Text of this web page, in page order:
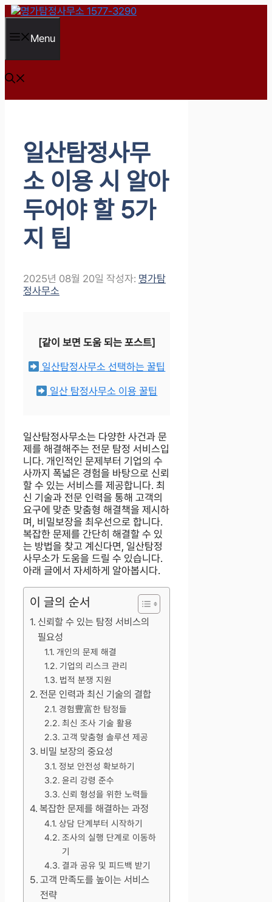
컨
츠
건
너
뛰
Menu
일산탐정사무
소 이용 시 알아
두어야 할 5가
지 팁
2025년 08월 20일 작성자: 명가탐
정사무소
[같이 보면 도움 되는 포스트]
일산탐정사무소 선택하는 꿀팁
일산 탐정사무소 이용 꿀팁
일산탐정사무소는 다양한 사건과 문
제를 해결해주는 전문 탐정 서비스입
니다. 개인적인 문제부터 기업의 수
사까지 폭넓은 경험을 바탕으로 신뢰
할 수 있는 서비스를 제공합니다. 최
신 기술과 전문 인력을 통해 고객의
요구에 맞춘 맞춤형 해결책을 제시하
며, 비밀보장을 최우선으로 합니다.
복잡한 문제를 간단히 해결할 수 있
는 방법을 찾고 계신다면, 일산탐정
사무소가 도움을 드릴 수 있습니다.
아래 글에서 자세하게 알아봅시다.
이 글의 순서
신뢰할 수 있는 탐정 서비스의
필요성
개인의 문제 해결
기업의 리스크 관리
법적 분쟁 지원
전문 인력과 최신 기술의 결합
경험豊富한 탐정들
최신 조사 기술 활용
고객 맞춤형 솔루션 제공
비밀 보장의 중요성
정보 안전성 확보하기
윤리 강령 준수
신뢰 형성을 위한 노력들
복잡한 문제를 해결하는 과정
상담 단계부터 시작하기
조사의 실행 단계로 이동하
기
결과 공유 및 피드백 받기
고객 만족도를 높이는 서비스
전략